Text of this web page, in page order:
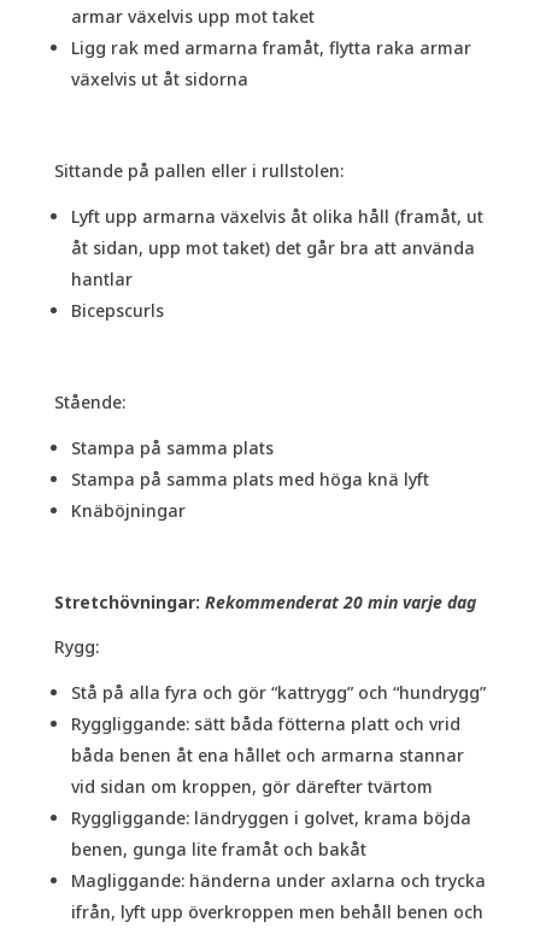
armar växelvis upp mot taket
Ligg rak med armarna framåt, flytta raka armar
växelvis ut åt sidorna
Sittande på pallen eller i rullstolen:
Lyft upp armarna växelvis åt olika håll (framåt, ut
åt sidan, upp mot taket) det går bra att använda
hantlar
Bicepscurls
Stående:
Stampa på samma plats
Stampa på samma plats med höga knä lyft
Knäböjningar
Stretchövningar: Rekommenderat 20 min varje dag
Rygg:
Stå på alla fyra och gör “kattrygg” och “hundrygg”
Ryggliggande: sätt båda fötterna platt och vrid
båda benen åt ena hållet och armarna stannar
vid sidan om kroppen, gör därefter tvärtom
Ryggliggande: ländryggen i golvet, krama böjda
benen, gunga lite framåt och bakåt
Magliggande: händerna under axlarna och trycka
ifrån, lyft upp överkroppen men behåll benen och